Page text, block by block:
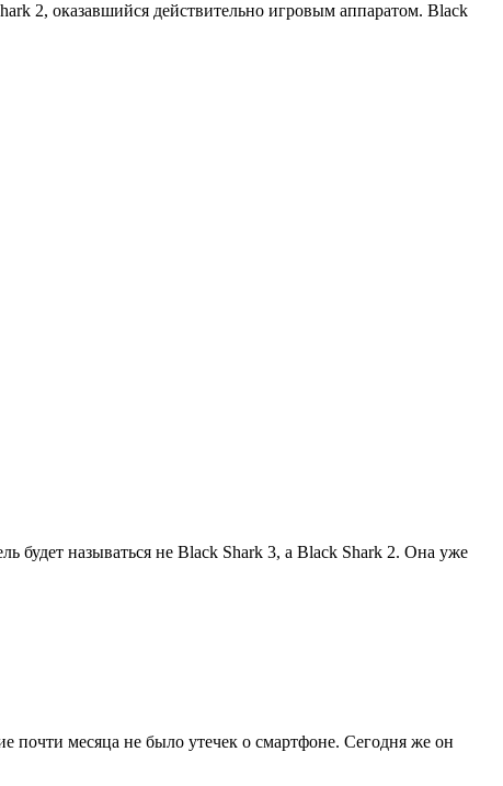
2, оказавшийся действительно игровым аппаратом. Black
будет называться не Black Shark 3, а Black Shark 2. Она уже
почти месяца не было утечек о смартфоне. Сегодня же он